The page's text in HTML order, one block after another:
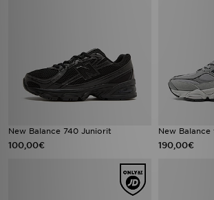
New Balance 740 Juniorit
100,00€
New
190,00€